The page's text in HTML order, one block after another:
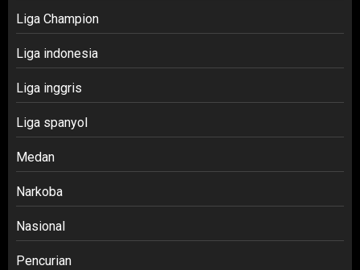
Liga Champion
Liga indonesia
Liga inggris
Liga spanyol
Medan
Narkoba
Nasional
Pencurian